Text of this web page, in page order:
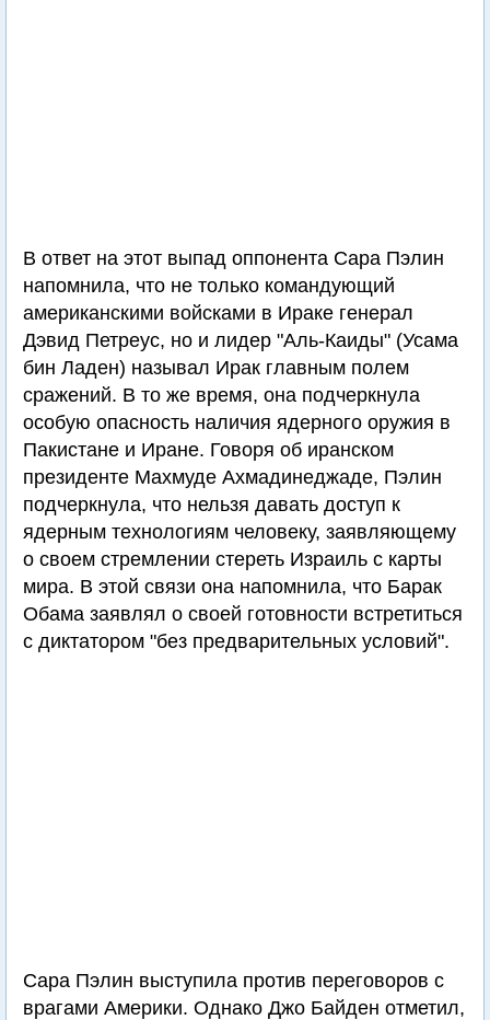
В ответ на этот выпад оппонента Сара Пэлин
напомнила, что не только командующий
американскими войсками в Ираке генерал
Дэвид Петреус, но и лидер "Аль-Каиды" (Усама
бин Ладен) называл Ирак главным полем
сражений. В то же время, она подчеркнула
особую опасность наличия ядерного оружия в
Пакистане и Иране. Говоря об иранском
президенте Махмуде Ахмадинеджаде, Пэлин
подчеркнула, что нельзя давать доступ к
ядерным технологиям человеку, заявляющему
о своем стремлении стереть Израиль с карты
мира. В этой связи она напомнила, что Барак
Обама заявлял о своей готовности встретиться
с диктатором "без предварительных условий".
Сара Пэлин выступила против переговоров с
врагами Америки. Однако Джо Байден отметил,